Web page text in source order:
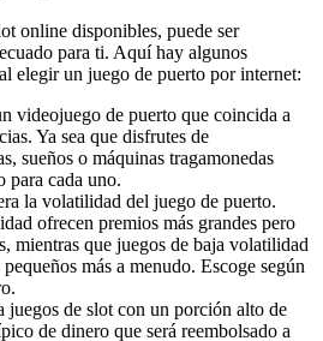
online disponibles, puede ser
para ti. Aquí hay algunos
elegir un juego de puerto por internet:
videojuego de puerto que coincida a
Ya sea que disfrutes de
sueños o máquinas tragamonedas
para cada uno.
la volatilidad del juego de puerto.
ofrecen premios más grandes pero
mientras que juegos de baja volatilidad
más a menudo. Escoge según
juegos de slot con un porción alto de
de dinero que será reembolsado a